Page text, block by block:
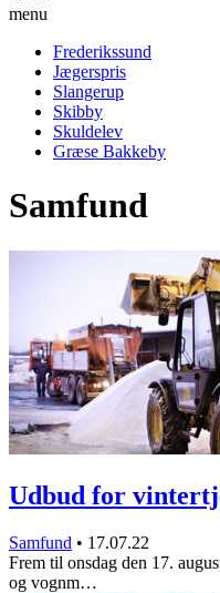
menu
Frederikssund
Jægerspris
Slangerup
Skibby
Skuldelev
Græse Bakkeby
Samfund
Udbud for
Samfund • 17.07.22
Frem til onsdag den 17.
og vognm…